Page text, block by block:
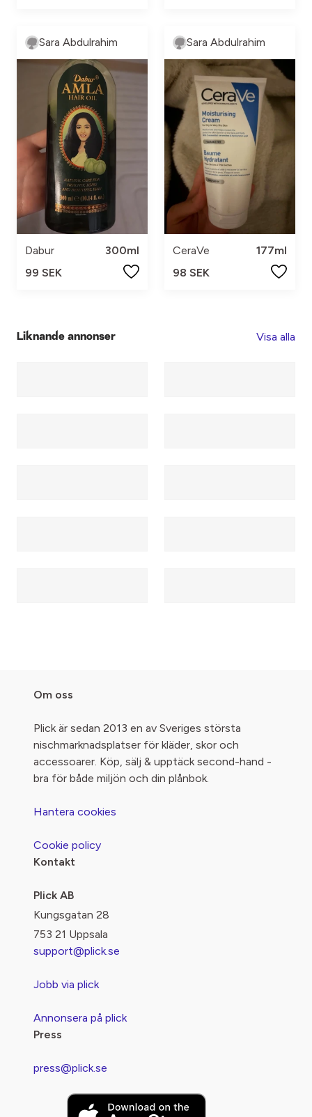
Sara Abdulrahim
Dabur
300ml
99 SEK
Sara Abdulrahim
CeraVe
177ml
98 SEK
Liknande annonser Visa alla
Om oss
Plick är sedan 2013 en av Sveriges största
nischmarknadsplatser för kläder, skor och
accessoarer. Köp, sälj & upptäck second-hand -
bra för både miljön och din plånbok.
Hantera cookies
Cookie policy
Kontakt
Plick AB
Kungsgatan 28
753 21 Uppsala
support@plick.se
Jobb via plick
Annonsera på plick
Press
press@plick.se